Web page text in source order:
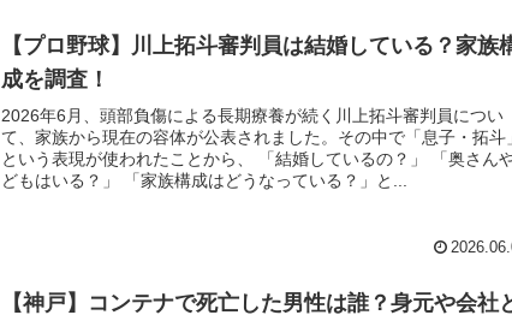
【プロ野球】川上拓斗審判員は結婚している？家族
成を調査！
2026年6月、頭部負傷による長期療養が続く川上拓斗審判員につい
て、家族から現在の容体が公表されました。その中で「息子・拓斗
という表現が使われたことから、 「結婚しているの？」 「奥さん
どもはいる？」 「家族構成はどうなっている？」と...
【神戸】コンテナで死亡した男性は誰？身元や会社